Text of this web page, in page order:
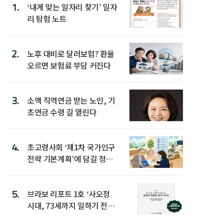
1.
‘내게 맞는 일자리 찾기’ 일자
리 탐험 노트
2.
노후 대비로 달러보험? 환율
오르면 보험료 부담 커진다
3.
소액 직역연금 받는 노인, 기
초연금 수령 길 열린다
4.
초고령사회 ‘제1차 국가인구
전략 기본계획’에 담길 정책
5.
브라보 리포트 1호 ‘사오정
시대, 73세까지 일하기 전략’